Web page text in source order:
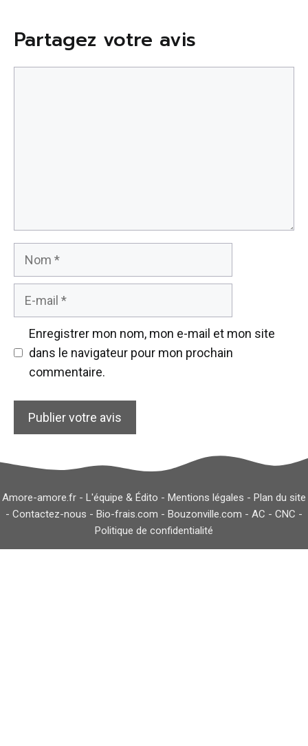
Partagez votre avis
Enregistrer mon nom, mon e-mail et mon site
dans le navigateur pour mon prochain
commentaire.
Amore-amore.fr - L'équipe & Édito - Mentions légales - Plan du site
- Contactez-nous - Bio-frais.com - Bouzonville.com - AC - CNC -
Politique de confidentialité